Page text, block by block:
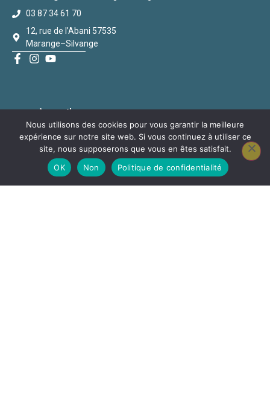
03 87 34 61 70
12, rue de l’Abani 57535
Marange–Silvange
Horaires d'ouverture
Lundi : 8h – 12h / 13h – 17h
Mardi : 8h – 12h /Fermé l’après midi
Mercredi : 8h – 12h / 13h – 19h30
Jeudi : 8h – 12h /Fermé l’après midi
Nous utilisons des cookies pour vous garantir la meilleure
expérience sur notre site web. Si vous continuez à utiliser ce
site, nous supposerons que vous en êtes satisfait.
OK
Non Politique de confidentialité